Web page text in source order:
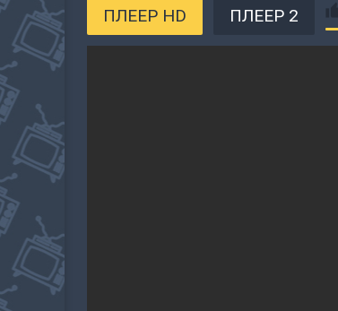
ПЛЕЕР HD ПЛЕЕР 2